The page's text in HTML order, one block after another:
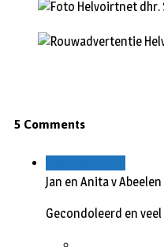
5 Comments
Jan en Anita v Abeelen
Gecondoleerd en